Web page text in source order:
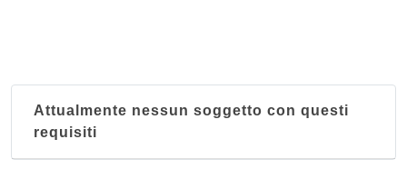
Attualmente nessun soggetto con questi
requisiti